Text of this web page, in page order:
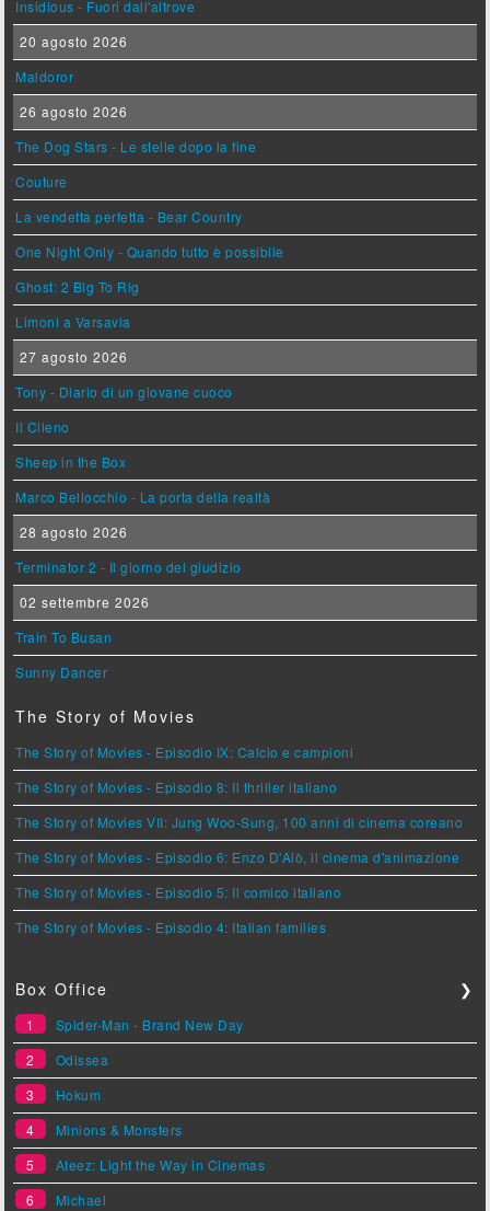
Insidious - Fuori dall'altrove
20 agosto 2026
Maldoror
26 agosto 2026
The Dog Stars - Le stelle dopo la fine
Couture
La vendetta perfetta - Bear Country
One Night Only - Quando tutto è possibile
Ghost: 2 Big To Rig
Limoni a Varsavia
27 agosto 2026
Tony - Diario di un giovane cuoco
Il Cileno
Sheep in the Box
Marco Bellocchio - La porta della realtà
28 agosto 2026
Terminator 2 - Il giorno del giudizio
02 settembre 2026
Train To Busan
Sunny Dancer
The Story of Movies
The Story of Movies - Episodio IX: Calcio e campioni
The Story of Movies - Episodio 8: Il thriller italiano
The Story of Movies VII: Jung Woo-Sung, 100 anni di cinema coreano
The Story of Movies - Episodio 6: Enzo D'Alò, il cinema d'animazione
The Story of Movies - Episodio 5: Il comico italiano
The Story of Movies - Episodio 4: Italian families
Box Office ❯
1
Spider-Man - Brand New Day
2
Odissea
3
Hokum
4
Minions & Monsters
5
Ateez: Light the Way in Cinemas
6
Michael